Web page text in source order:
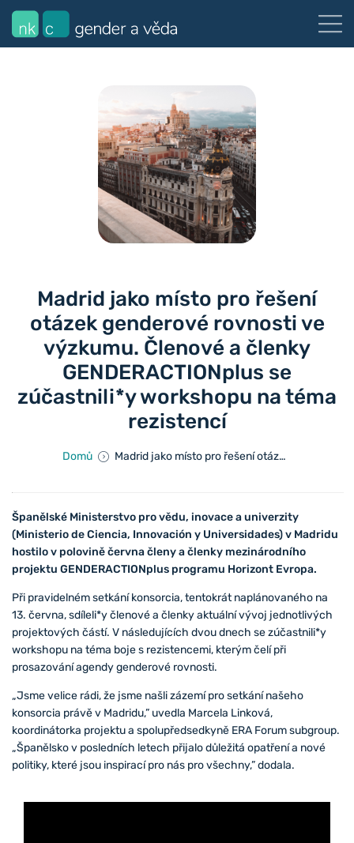
Madrid jako místo pro řešení
otázek genderové rovnosti ve
výzkumu. Členové a členky
GENDERACTIONplus se
zúčastnili*y workshopu na téma
rezistencí
Domů Madrid jako místo pro řešení otázek genderové rovnosti ve výzkumu. Členové a členky GENDERACTIONplus se zúčastnili*y workshopu na téma rezistencí
Španělské Ministerstvo pro vědu, inovace a univerzity
(Ministerio de Ciencia, Innovación y Universidades) v Madridu
hostilo v polovině června členy a členky mezinárodního
projektu GENDERACTIONplus programu Horizont Evropa.
Při pravidelném setkání konsorcia, tentokrát naplánovaného na
13. června, sdíleli*y členové a členky aktuální vývoj jednotlivých
projektových částí. V následujících dvou dnech se zúčastnili*y
workshopu na téma boje s rezistencemi, kterým čelí při
prosazování agendy genderové rovnosti.
„Jsme velice rádi, že jsme našli zázemí pro setkání našeho
konsorcia právě v Madridu,” uvedla Marcela Linková,
koordinátorka projektu a spolupředsedkyně ERA Forum subgroup.
„Španělsko v posledních letech přijalo důležitá opatření a nové
politiky, které jsou inspirací pro nás pro všechny,” dodala.